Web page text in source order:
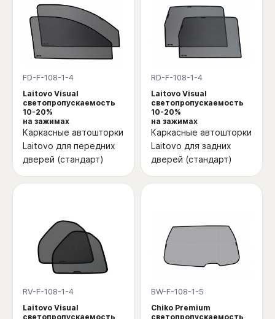
FD-F-108-1-4
Laitovo Visual
светопропускаемость
10-20%
на зажимах
Каркасные автошторки
Laitovo для передних
дверей (стандарт)
RD-F-108-1-4
Laitovo Visual
светопропускаемость
10-20%
на зажимах
Каркасные автошторки
Laitovo для задних
дверей (стандарт)
RV-F-108-1-4
Laitovo Visual
светопропускаемость
BW-F-108-1-5
Chiko Premium
светопропускаемость